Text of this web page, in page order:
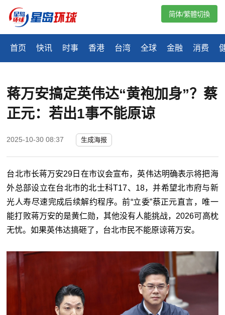
首页 快讯 时事 香港 台湾 全球 金融 消费
简体/繁體切換
蒋万安搞定英伟达“黄袍加身”？蔡
正元：若出1事不能原谅
2025-10-30 08:37 生成海报
台北市长蒋万安29日在市议会宣布，英伟达明确表示将把海
外总部设立在台北市的北士科T17、18，并希望北市府与新
光人寿尽速完成后续解约程序。前“立委”蔡正元直言，唯一
能打败蒋万安的是黄仁勋，其他没有人能挑战，2026可高枕
无忧。如果英伟达搞砸了，台北市民不能原谅蒋万安。